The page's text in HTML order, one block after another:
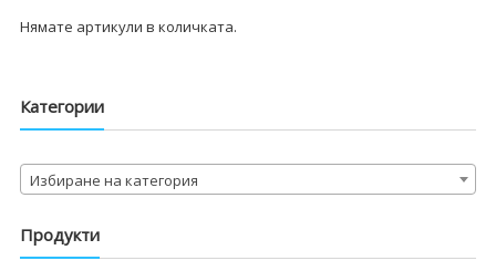
Нямате артикули в количката.
Категории
Избиране на категория
Продукти